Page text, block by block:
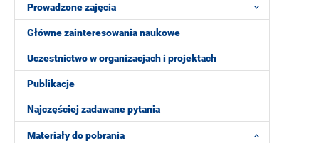
Prowadzone zajęcia
Główne zainteresowania naukowe
Uczestnictwo w organizacjach i projektach
Publikacje
Najczęściej zadawane pytania
Materiały do pobrania